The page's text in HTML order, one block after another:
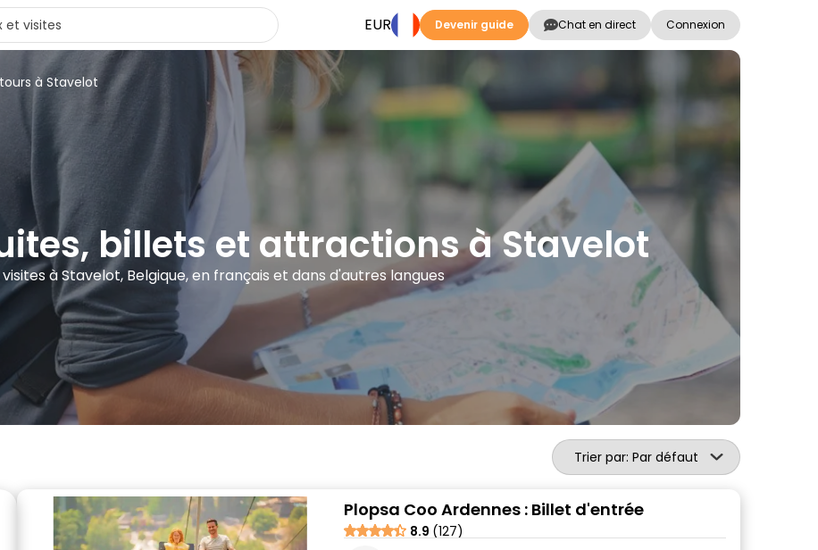
EUR Devenir guide Chat en direct Connexion
à Stavelot
billets et attractions à Stavelot
visites à Stavelot, Belgique, en français et dans d'autres langues
Trier par: Par défaut
Plopsa Coo Ardennes : Billet d'entrée
8.9 (127)